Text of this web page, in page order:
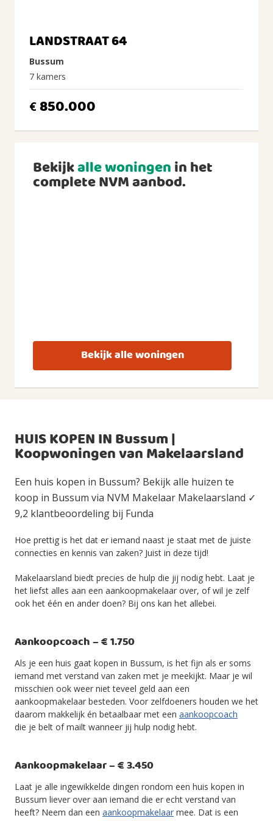
LANDSTRAAT 64
Bussum
7 kamers
€ 850.000
Bekijkalle woningenin het
complete NVM aanbod.
Bekijk alle woningen
HUIS KOPEN IN Bussum |
Koopwoningen van Makelaarsland
Een huis kopen in Bussum? Bekijk alle huizen te
koop in Bussum via NVM Makelaar Makelaarsland ✓
9,2 klantbeoordeling bij Funda
Hoe prettig is het dat er iemand naast je staat met de juiste
connecties en kennis van zaken? Juist in deze tijd!
Makelaarsland biedt precies de hulp die jij nodig hebt. Laat je
het liefst alles aan een aankoopmakelaar over, of wil je zelf
ook het één en ander doen? Bij ons kan het allebei.
Aankoopcoach – € 1.750
Als je een huis gaat kopen in Bussum, is het fijn als er soms
iemand met verstand van zaken met je meekijkt. Maar je wil
misschien ook weer niet teveel geld aan een
aankoopmakelaar besteden. Voor zelfdoeners houden we het
daarom makkelijk én betaalbaar met een aankoopcoach
die je belt of mailt wanneer jij hulp nodig hebt.
Aankoopmakelaar – € 3.450
Laat je alle ingewikkelde dingen rondom een huis kopen in
Bussum liever over aan iemand die er echt verstand van
heeft? Neem dan een aankoopmakelaar mee. Dat is een